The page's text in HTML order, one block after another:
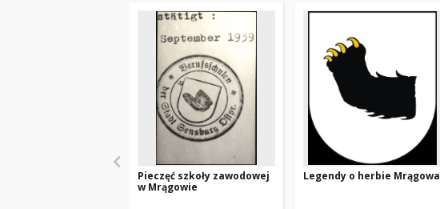
Pieczęć szkoły zawodowej
w Mrągowie
Legendy o herbie Mrągowa